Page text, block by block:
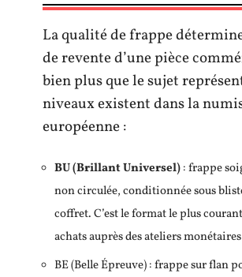
La qualité de frappe
de revente d’une pièce
bien plus que le sujet
niveaux existent dans la
européenne :
BU (Brillant Universel): frappe
non circulée, conditionnée sous
coffret. C’est le format le plus
achats auprès des ateliers
BE (Belle Épreuve) : frappe sur flan